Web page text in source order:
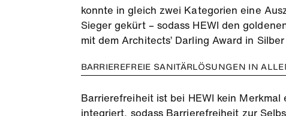
konnte in gleich zwei Kategorien eine
Sieger gekürt – sodass HEWI den
mit dem Architects’ Darling Award in
BARRIEREFREIE SANITÄRLÖSUNGEN IN
Barrierefreiheit ist bei HEWI kein
integriert, sodass Barrierefreiheit zur